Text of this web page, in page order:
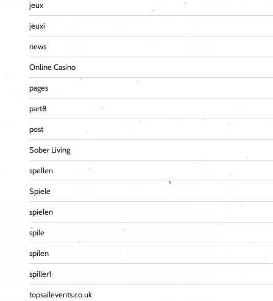
jeux
jeuxi
news
Online Casino
pages
part8
post
Sober Living
spellen
Spiele
spielen
spile
spilen
spiller1
topsailevents.co.uk